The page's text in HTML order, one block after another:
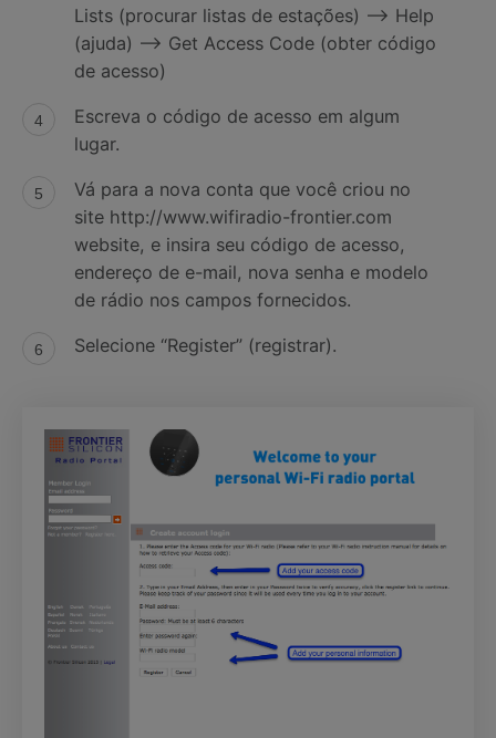
Lists (procurar listas de estações) --> Help
(ajuda) --> Get Access Code (obter código
de acesso)
Escreva o código de acesso em algum
lugar.
Vá para a nova conta que você criou no
site http://www.wifiradio-frontier.com
website, e insira seu código de acesso,
endereço de e-mail, nova senha e modelo
de rádio nos campos fornecidos.
Selecione “Register” (registrar).